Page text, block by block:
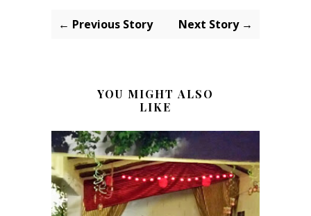
← Previous Story Next Story →
YOU MIGHT ALSO
LIKE